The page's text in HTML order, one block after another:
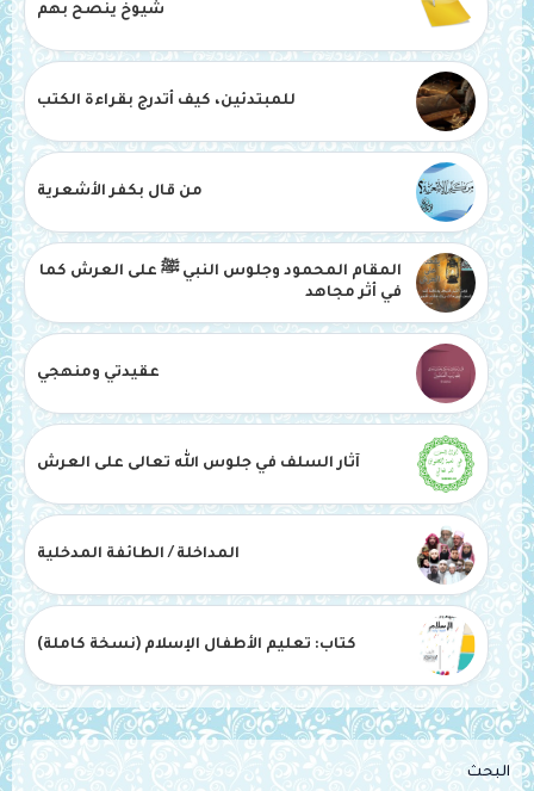
شيوخ ينصح بهم
للمبتدئين، كيف أتدرج بقراءة الكتب
من قال بكفر الأشعرية
المقام المحمود وجلوس النبي ﷺ على العرش كما
في أثر مجاهد
عقيدتي ومنهجي
آثار السلف في جلوس الله تعالى على العرش
المداخلة / الطائفة المدخلية
كتاب: تعليم الأطفال الإسلام (نسخة كاملة)
البحث